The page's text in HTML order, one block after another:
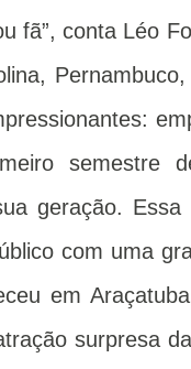
fã”, conta Léo
semestre
geração.
com uma
em
surpresa